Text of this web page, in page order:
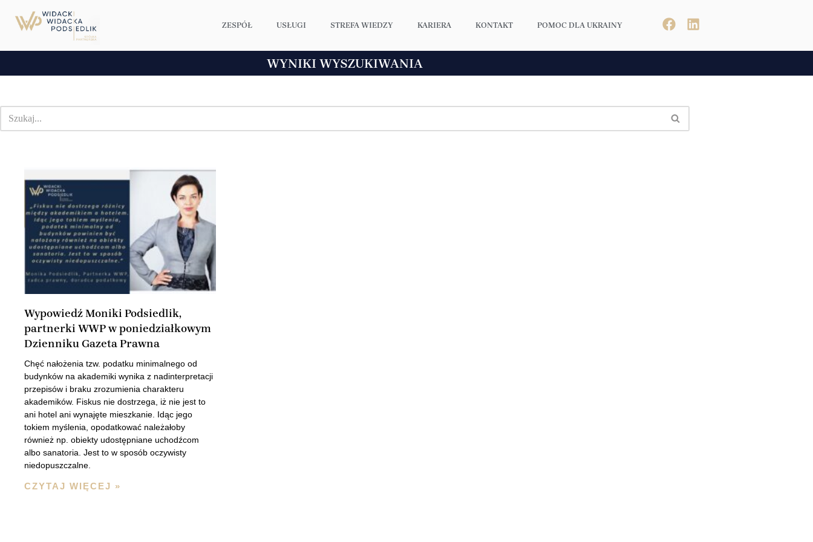
Przejdź
do
ZESPÓŁ USŁUGI STREFA WIEDZY KARIERA KONTAKT POMOC DLA UKRAINY
WYNIKI WYSZUKIWANIA
Wypowiedź Moniki Podsiedlik,
partnerki WWP w poniedziałkowym
Dzienniku Gazeta Prawna
Chęć nałożenia tzw. podatku minimalnego od
budynków na akademiki wynika z nadinterpretacji
przepisów i braku zrozumienia charakteru
akademików. Fiskus nie dostrzega, iż nie jest to
ani hotel ani wynajęte mieszkanie. Idąc jego
tokiem myślenia, opodatkować należałoby
również np. obiekty udostępniane uchodźcom
albo sanatoria. Jest to w sposób oczywisty
niedopuszczalne.
CZYTAJ WIĘCEJ »